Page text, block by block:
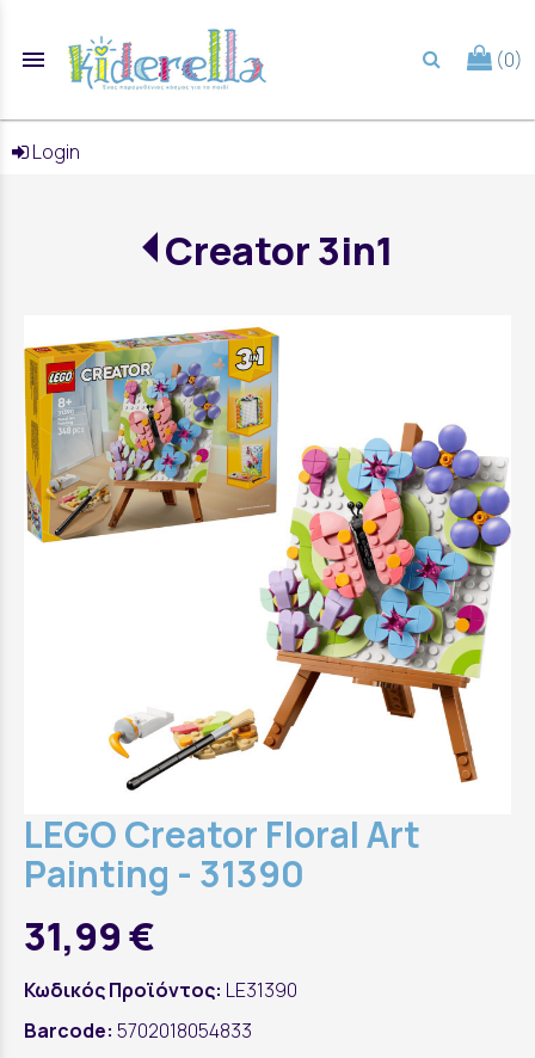
menu (0)
Login
Creator 3in1
LEGO Creator Floral Art
Painting - 31390
31,99 €
Κωδικός Προϊόντος: LE31390
Barcode: 5702018054833